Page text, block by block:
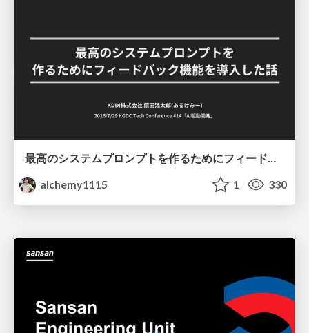
最高のシステムプロンプトを作るためにフィードバック機能を導入した話
alchemy1115
1 330